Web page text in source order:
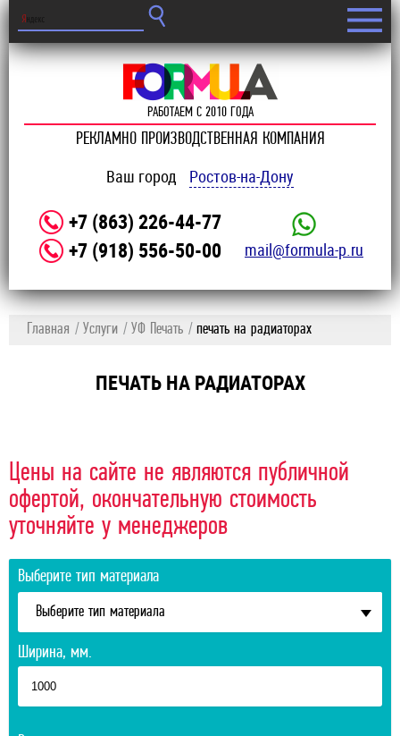
РАБОТАЕМ С 2010 ГОДА
РЕКЛАМНО ПРОИЗВОДСТВЕННАЯ КОМПАНИЯ
Ваш город Ростов-на-Дону
+7 (863) 226-44-77
+7 (918) 556-50-00
mail@formula-p.ru
Главная Услуги УФ Печать печать на радиаторах
ПЕЧАТЬ НА РАДИАТОРАХ
Цены на сайте не являются публичной
офертой, окончательную стоимость
уточняйте у менеджеров
Выберите тип материала
Выберите тип материала
Ширина, мм.